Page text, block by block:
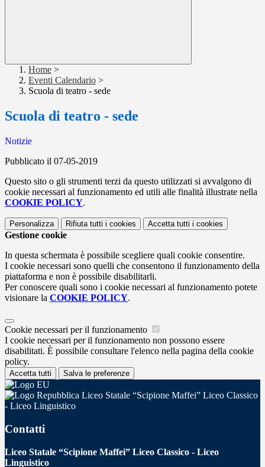
Home >
Eventi Calendario >
Scuola di teatro - sede
Scuola di teatro - sede
Notizie
Pubblicato il 07-05-2019
Questo sito o gli strumenti terzi da questo utilizzati si avvalgono di
cookie necessari al funzionamento ed utili alle finalità illustrate nella
COOKIE POLICY.
Personalizza Rifiuta tutti i cookies Accetta tutti i cookies
Gestione cookie
In questa schermata è possibile scegliere quali cookie consentire.
I cookie necessari sono quelli che consentono il funzionamento della
piattaforma e non è possibile disabilitarli.
Per conoscere quali sono i cookie necessari al funzionamento potete
visionare la COOKIE POLICY.
Cookie necessari per il funzionamento
I cookie necessari per il funzionamento non possono essere
disabilitati. È possibile consultare l'elenco nella pagina della cookie
policy.
Accetta tutti Salva le preferenze
Liceo Statale “Scipione Maffei” Liceo Classico
- Liceo Linguistico
Contatti
Liceo Statale “Scipione Maffei” Liceo Classico - Liceo
Linguistico